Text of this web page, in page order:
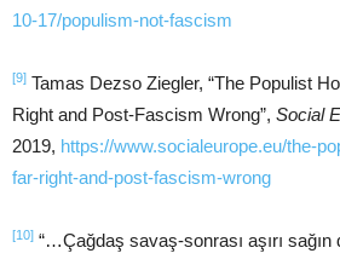
10-17/populism-not-fascism
[9] Tamas Dezso Ziegler, “The Populist
Right and Post-Fascism Wrong”, Social
2019, https://www.socialeurope.eu/the-
far-right-and-post-fascism-wrong
[10] “…Çağdaş savaş-sonrası aşırı